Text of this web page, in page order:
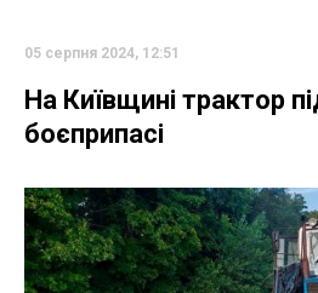
05 серпня 2024, 12:51
На Київщині трактор
боєприпасі